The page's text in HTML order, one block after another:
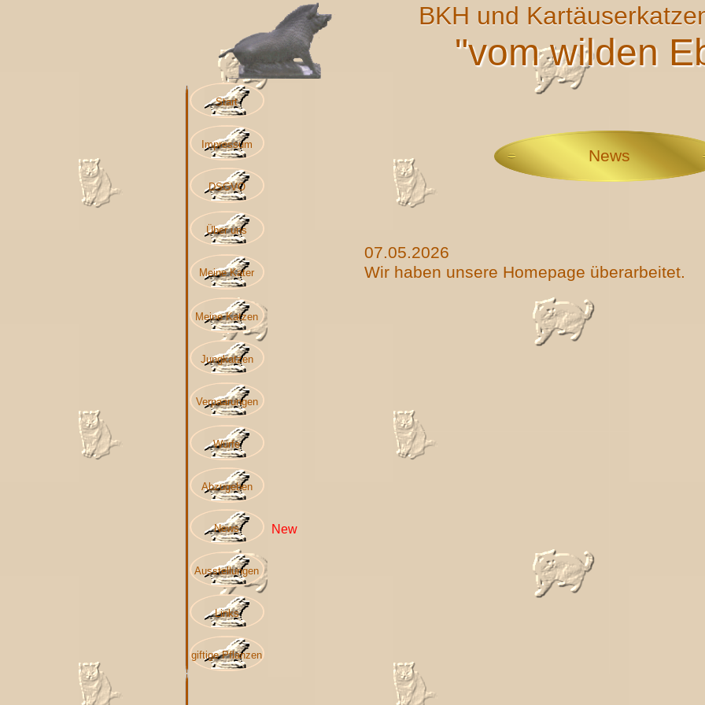
New
BKH und
"vom wilden
BKH und
"vom wilden
News
07.05.2026
Wir haben unsere Homepage überarbeitet.
Links
Ausstellungen
News
Abzugeben
Würfe
Verpaarungen
Jungkatzen
Meine Katzen
Meine Kater
Über uns
DSGVO
Impressum
giftige Pflanzen
Start